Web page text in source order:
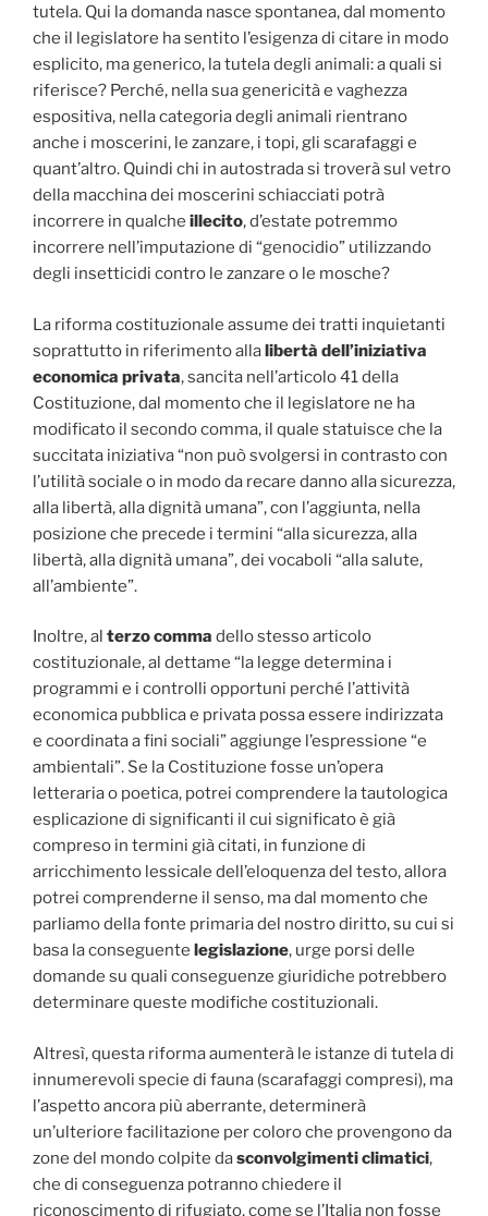
tutela. Qui la domanda nasce spontanea, dal momento
che il legislatore ha sentito l’esigenza di citare in modo
esplicito, ma generico, la tutela degli animali: a quali si
riferisce? Perché, nella sua genericità e vaghezza
espositiva, nella categoria degli animali rientrano
anche i moscerini, le zanzare, i topi, gli scarafaggi e
quant’altro. Quindi chi in autostrada si troverà sul vetro
della macchina dei moscerini schiacciati potrà
incorrere in qualche illecito, d’estate potremmo
incorrere nell’imputazione di “genocidio” utilizzando
degli insetticidi contro le zanzare o le mosche?
La riforma costituzionale assume dei tratti inquietanti
soprattutto in riferimento allalibertà dell’iniziativa
economica privata, sancita nell’articolo 41 della
Costituzione, dal momento che il legislatore ne ha
modificato il secondo comma, il quale statuisce che la
succitata iniziativa “non può svolgersi in contrasto con
l’utilità sociale o in modo da recare danno alla sicurezza,
alla libertà, alla dignità umana”, con l’aggiunta, nella
posizione che precede i termini “alla sicurezza, alla
libertà, alla dignità umana”, dei vocaboli “alla salute,
all’ambiente”.
Inoltre, al terzo comma dello stesso articolo
costituzionale, al dettame “la legge determina i
programmi e i controlli opportuni perché l’attività
economica pubblica e privata possa essere indirizzata
e coordinata a fini sociali” aggiunge l’espressione “e
ambientali”. Se la Costituzione fosse un’opera
letteraria o poetica, potrei comprendere la tautologica
esplicazione di significanti il cui significato è già
compreso in termini già citati, in funzione di
arricchimento lessicale dell’eloquenza del testo, allora
potrei comprenderne il senso, ma dal momento che
parliamo della fonte primaria del nostro diritto, su cui si
basa la conseguente legislazione, urge porsi delle
domande su quali conseguenze giuridiche potrebbero
determinare queste modifiche costituzionali.
Altresì, questa riforma aumenterà le istanze di tutela di
innumerevoli specie di fauna (scarafaggi compresi), ma
l’aspetto ancora più aberrante, determinerà
un’ulteriore facilitazione per coloro che provengono da
zone del mondo colpite dasconvolgimenti climatici,
che di conseguenza potranno chiedere il
riconoscimento di rifugiato, come se l’Italia non fosse